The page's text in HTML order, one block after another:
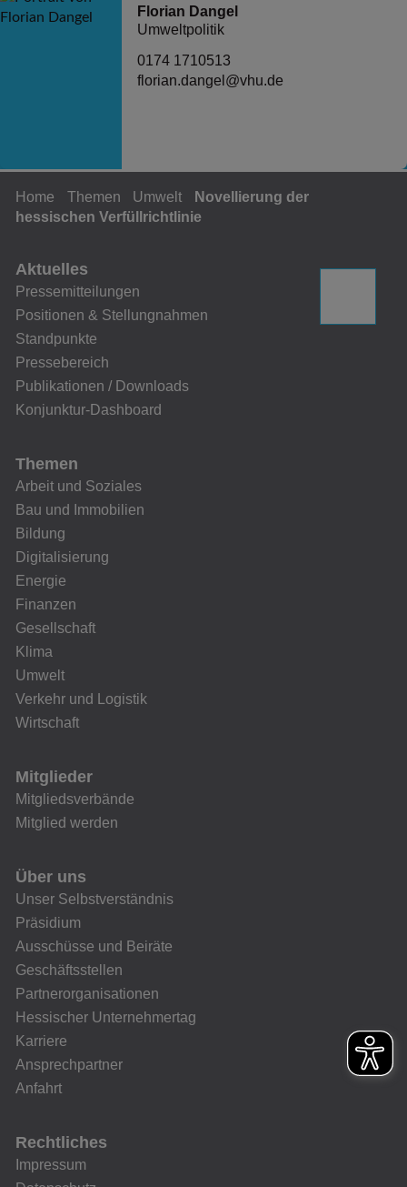
Florian Dangel
Umweltpolitik
0174 1710513
florian.dangel@vhu.de
Home Themen Umwelt
Novellierung der
hessischen Verfüllrichtlinie
Aktuelles
Pressemitteilungen
Positionen & Stellungnahmen
Standpunkte
Pressebereich
Publikationen / Downloads
Konjunktur-Dashboard
Themen
Arbeit und Soziales
Bau und Immobilien
Bildung
Digitalisierung
Energie
Finanzen
Gesellschaft
Klima
Umwelt
Verkehr und Logistik
Wirtschaft
Mitglieder
Mitgliedsverbände
Mitglied werden
Über uns
Unser Selbstverständnis
Präsidium
Ausschüsse und Beiräte
Geschäftsstellen
Partnerorganisationen
Hessischer Unternehmertag
Karriere
Ansprechpartner
Anfahrt
Rechtliches
Impressum